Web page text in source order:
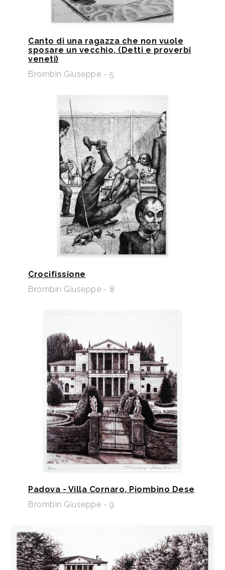
Canto di una ragazza che non vuole
sposare un vecchio, (Detti e proverbi
veneti)
Brombin Giuseppe - 5
Crocifissione
Brombin Giuseppe - 8
Padova - Villa Cornaro, Piombino Dese
Brombin Giuseppe - 9